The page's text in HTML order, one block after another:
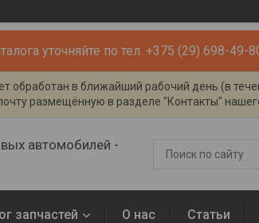
уточняйте по тел. +375 (29) 698-49-
обработан в ближайший рабочий день (в
размещённую в разделе "Контакты"
автомобилей -
запчастей О нас Статьи